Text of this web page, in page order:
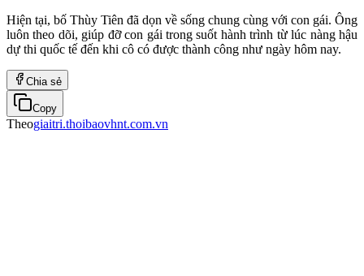
Hiện tại, bố Thùy Tiên đã dọn về sống chung cùng với con gái. Ông
luôn theo dõi, giúp đỡ con gái trong suốt hành trình từ lúc nàng hậu
dự thi quốc tế đến khi cô có được thành công như ngày hôm nay.
Chia sẻ
Copy
Theogiaitri.thoibaovhnt.com.vn